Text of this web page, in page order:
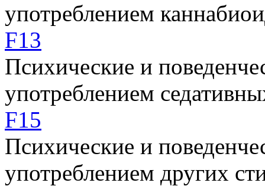
употреблением
F13
Психические и
употреблением
F15
Психические и
употреблением других